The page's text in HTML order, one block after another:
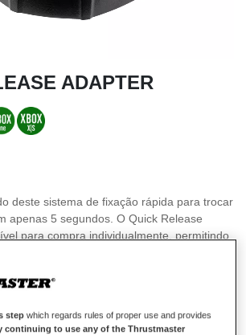
ADAPTER
deste sistema de fixação rápida para trocar
apenas 5 segundos. O Quick Release
para compra individualmente, permitindo
rapidez incrível enquanto jogam.
T598 Direct Axial Drive + T818 Direct
à parte)
step which regards rules of proper use and provides
continuing to use any of the Thrustmaster